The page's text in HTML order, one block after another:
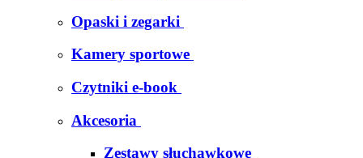
Opaski i zegarki
Kamery sportowe
Czytniki e-book
Akcesoria
Zestawy słuchawkowe